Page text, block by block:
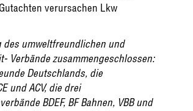
verursachen Lkw
des umweltfreundlichen und
Verbände zusammengeschlossen:
Deutschlands, die
und ACV, die drei
BDEF, BF Bahnen, VBB und